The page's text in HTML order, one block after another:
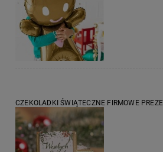
CZEKOLADKI ŚWIĄTECZNE FIRMOWE